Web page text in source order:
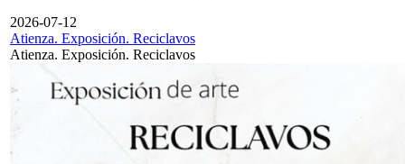
2026-07-12
Atienza. Exposición. Reciclavos
Atienza. Exposición. Reciclavos